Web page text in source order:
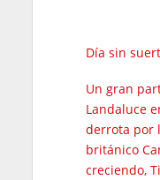
Día sin
Un gran
Landaluce
derrota por
británico
creciendo,